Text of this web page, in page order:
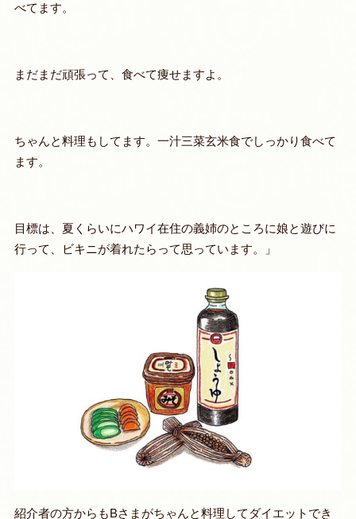
べてます。
まだまだ頑張って、食べて痩せますよ。
ちゃんと料理もしてます。一汁三菜玄米食でしっかり食べて
ます。
目標は、夏くらいにハワイ在住の義姉のところに娘と遊びに
行って、ビキニが着れたらって思っています。」
紹介者の方からもBさまがちゃんと料理してダイエットでき